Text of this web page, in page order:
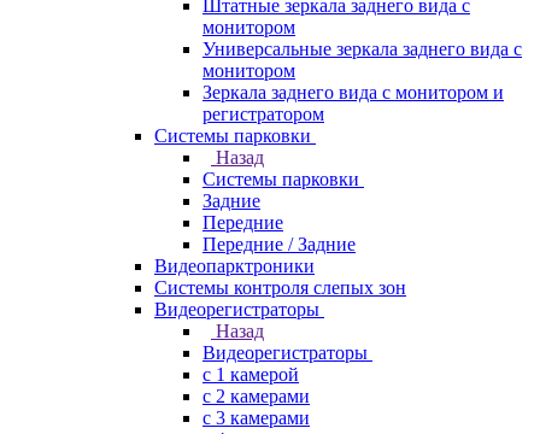
Штатные зеркала заднего вида с
монитором
Универсальные зеркала заднего вида с
монитором
Зеркала заднего вида с монитором и
регистратором
Системы парковки
Назад
Системы парковки
Задние
Передние
Передние / Задние
Видеопарктроники
Системы контроля слепых зон
Видеорегистраторы
Назад
Видеорегистраторы
с 1 камерой
с 2 камерами
с 3 камерами